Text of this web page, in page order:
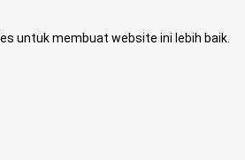
untuk membuat website ini lebih baik.